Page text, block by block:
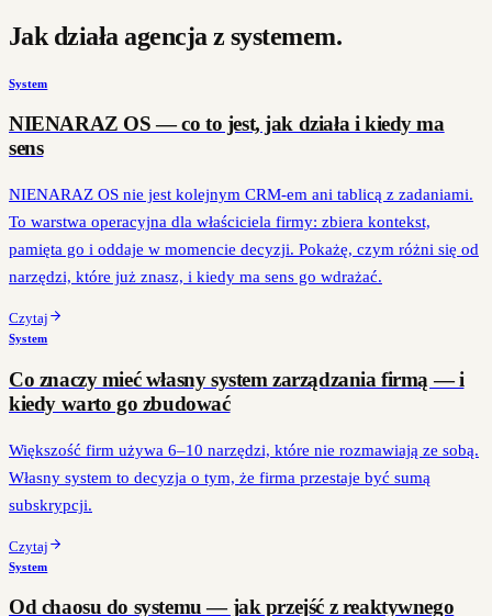
Jak działa agencja z systemem.
System
NIENARAZ OS — co to jest, jak działa i kiedy ma
sens
NIENARAZ OS nie jest kolejnym CRM-em ani tablicą z zadaniami.
To warstwa operacyjna dla właściciela firmy: zbiera kontekst,
pamięta go i oddaje w momencie decyzji. Pokażę, czym różni się od
narzędzi, które już znasz, i kiedy ma sens go wdrażać.
Czytaj
System
Co znaczy mieć własny system zarządzania firmą — i
kiedy warto go zbudować
Większość firm używa 6–10 narzędzi, które nie rozmawiają ze sobą.
Własny system to decyzja o tym, że firma przestaje być sumą
subskrypcji.
Czytaj
System
Od chaosu do systemu — jak przejść z reaktywnego